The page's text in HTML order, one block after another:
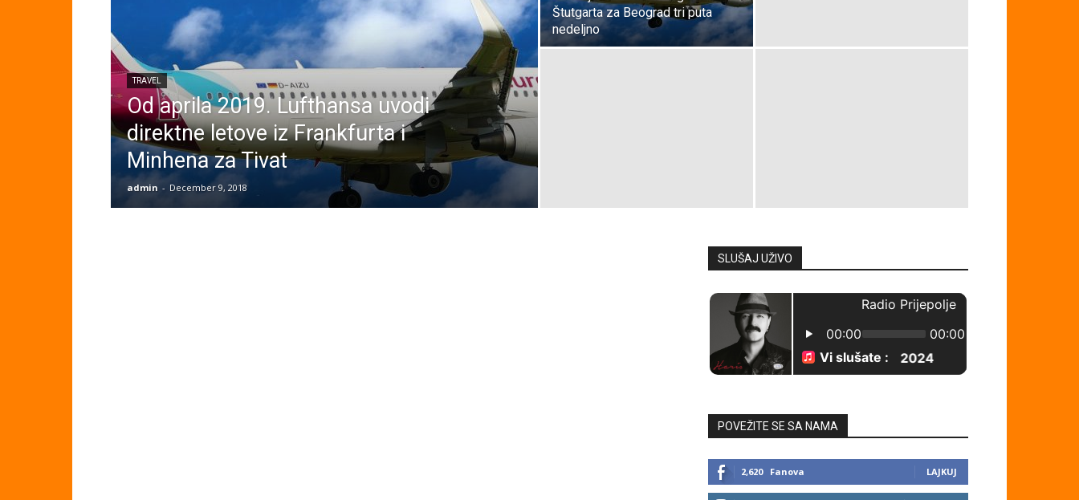
TRAVEL
Od aprila 2019. Lufthansa uvodi
direktne letove iz Frankfurta i
Minhena za Tivat
admin - December 9, 2018
Štutgarta za Beograd tri puta
nedeljno
SLUŠAJ UŽIVO
POVEŽITE SE SA NAMA
2,620 Fanova LAJKUJ